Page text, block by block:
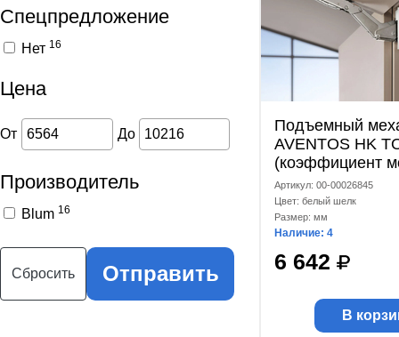
Спецпредложение
Нет 16
Цена
От До
Производитель
Blum 16
Сбросить Отправить
Подъемный
AVENTOS HK
(коэффициент
420-1610)
Артикул: 00-00026845
Цвет: белый шелк
Размер: мм
Наличие: 4
6 642
В